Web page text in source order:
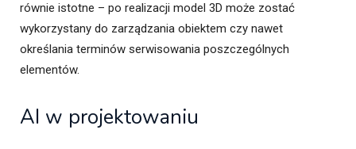
równie istotne – po realizacji model 3D może zostać
wykorzystany do zarządzania obiektem czy nawet
określania terminów serwisowania poszczególnych
elementów.
AI w projektowaniu